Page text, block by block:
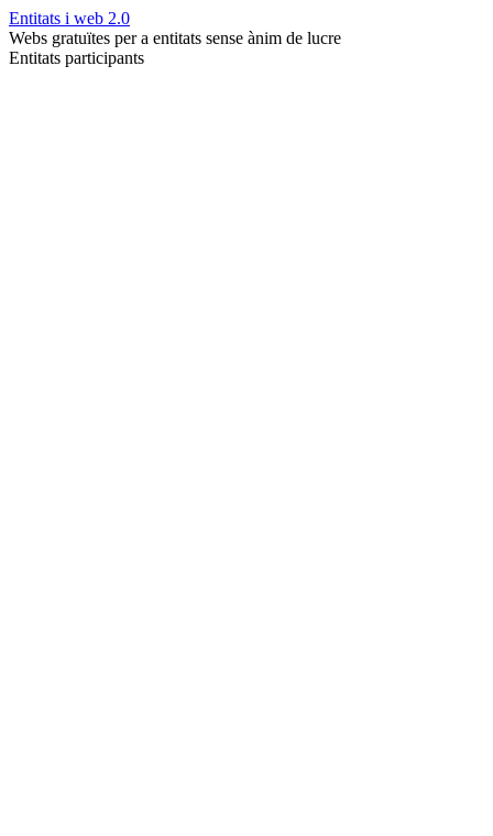
Entitats i web 2.0
Webs gratuïtes per a entitats sense ànim de lucre
Entitats participants